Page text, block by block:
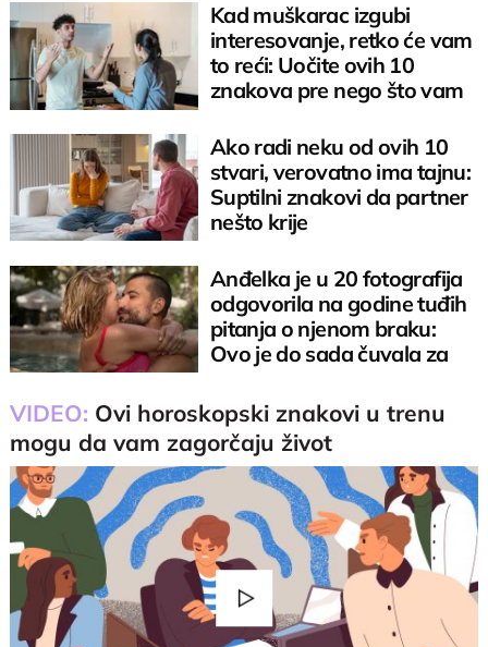
Kad muškarac izgubi
interesovanje, retko će vam
to reći: Uočite ovih 10
znakova pre nego što vam
Ako radi neku od ovih 10
stvari, verovatno ima tajnu:
Suptilni znakovi da partner
nešto krije
Anđelka je u 20 fotografija
odgovorila na godine tuđih
pitanja o njenom braku:
Ovo je do sada čuvala za
VIDEO: Ovi horoskopski znakovi u trenu
mogu da vam zagorčaju život
Play